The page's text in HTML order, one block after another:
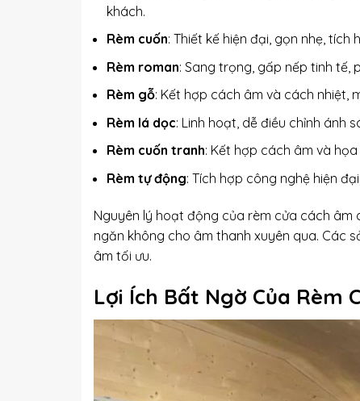
khách.
Rèm cuốn: Thiết kế hiện đại, gọn nhẹ,
Rèm roman: Sang trọng, gấp nếp tinh tế,
Rèm gỗ: Kết hợp cách âm và cách nhiệt,
Rèm lá dọc: Linh hoạt, dễ điều chỉnh ánh
Rèm cuốn tranh: Kết hợp cách âm và
Rèm tự động: Tích hợp công nghệ hiện
Nguyên lý hoạt động của rèm cửa cách âm
ngăn không cho âm thanh xuyên qua. Các
âm tối ưu.
Lợi Ích Bất Ngờ Của Rèm